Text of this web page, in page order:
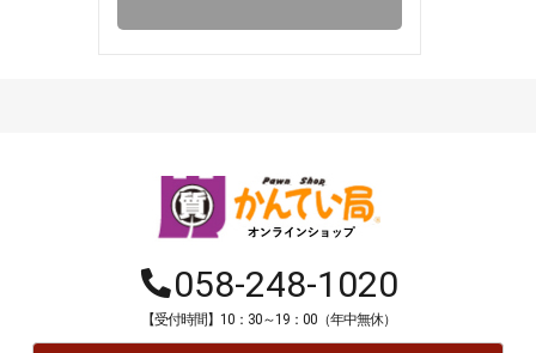
058-248-1020
【受付時間】10：30～19：00（年中無休）